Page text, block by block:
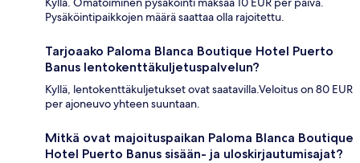
Pysäköintipaikkojen määrä saattaa olla rajoitettu.
Tarjoaako Paloma Blanca Boutique Hotel Puerto
Banus lentokenttäkuljetuspalvelun?
Kyllä, lentokenttäkuljetukset ovat saatavilla.Veloitus on 80 EUR
per ajoneuvo yhteen suuntaan.
Mitkä ovat majoituspaikan Paloma Blanca Boutique
Hotel Puerto Banus sisään- ja uloskirjautumisajat?